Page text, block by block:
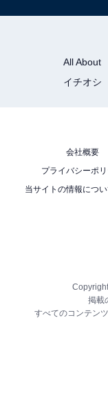
All About
イチオシ
会社概要
プライバシーポ
当サイトの情報につ
掲載
すべてのコンテン